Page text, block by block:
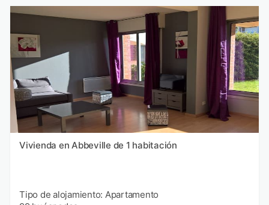
Vivienda en Abbeville de 1 habitación
Tipo de alojamiento: Apartamento